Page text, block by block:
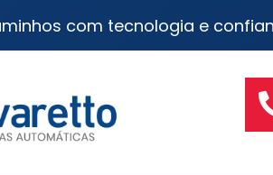
com tecnologia e